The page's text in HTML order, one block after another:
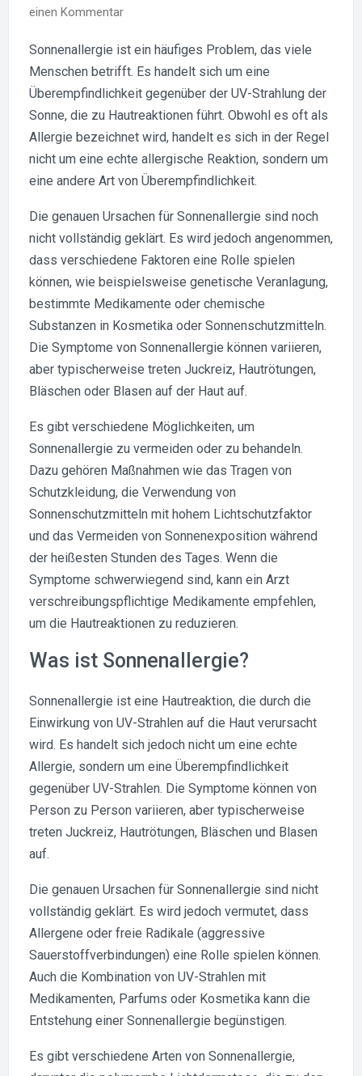
einen Kommentarzu
Ursachen,
Symptome
und
Behandlung
Sonnenallergie ist ein häufiges Problem, das viele
Menschen betrifft. Es handelt sich um eine
Überempfindlichkeit gegenüber der UV-Strahlung der
Sonne, die zu Hautreaktionen führt. Obwohl es oft als
Allergie bezeichnet wird, handelt es sich in der Regel
nicht um eine echte allergische Reaktion, sondern um
eine andere Art von Überempfindlichkeit.
Die genauen Ursachen für Sonnenallergie sind noch
nicht vollständig geklärt. Es wird jedoch angenommen,
dass verschiedene Faktoren eine Rolle spielen
können, wie beispielsweise genetische Veranlagung,
bestimmte Medikamente oder chemische
Substanzen in Kosmetika oder Sonnenschutzmitteln.
Die Symptome von Sonnenallergie können variieren,
aber typischerweise treten Juckreiz, Hautrötungen,
Bläschen oder Blasen auf der Haut auf.
Es gibt verschiedene Möglichkeiten, um
Sonnenallergie zu vermeiden oder zu behandeln.
Dazu gehören Maßnahmen wie das Tragen von
Schutzkleidung, die Verwendung von
Sonnenschutzmitteln mit hohem Lichtschutzfaktor
und das Vermeiden von Sonnenexposition während
der heißesten Stunden des Tages. Wenn die
Symptome schwerwiegend sind, kann ein Arzt
verschreibungspflichtige Medikamente empfehlen,
um die Hautreaktionen zu reduzieren.
Was ist Sonnenallergie?
Sonnenallergie ist eine Hautreaktion, die durch die
Einwirkung von UV-Strahlen auf die Haut verursacht
wird. Es handelt sich jedoch nicht um eine echte
Allergie, sondern um eine Überempfindlichkeit
gegenüber UV-Strahlen. Die Symptome können von
Person zu Person variieren, aber typischerweise
treten Juckreiz, Hautrötungen, Bläschen und Blasen
auf.
Die genauen Ursachen für Sonnenallergie sind nicht
vollständig geklärt. Es wird jedoch vermutet, dass
Allergene oder freie Radikale (aggressive
Sauerstoffverbindungen) eine Rolle spielen können.
Auch die Kombination von UV-Strahlen mit
Medikamenten, Parfums oder Kosmetika kann die
Entstehung einer Sonnenallergie begünstigen.
Es gibt verschiedene Arten von Sonnenallergie,